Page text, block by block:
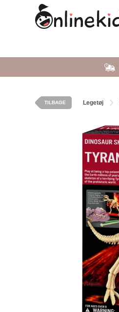
TILBAGE Legetøj